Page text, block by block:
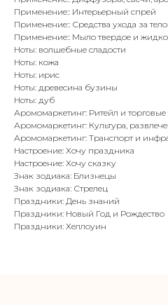
Применение:: Интерьерный спрей
Применение:: Средства ухода за
Применение:: Мыло твердое и
Ноты: волшебные сладости
Ноты: кожа
Ноты: ирис
Ноты: древесина бузины
Ноты: дуб
Аромомаркетинг: Ритейл и торговые
Аромомаркетинг: Культура,
Аромомаркетинг: Транспорт и
Настроение: Хочу праздника
Настроение: Хочу сказку
Знак зодиака: Близнецы
Знак зодиака: Стрелец
Праздники: День знаний
Праздники: Новый Год и Рождество
Праздники: Хеллоуин